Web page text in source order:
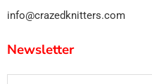
info@crazedknitters.com
Newsletter